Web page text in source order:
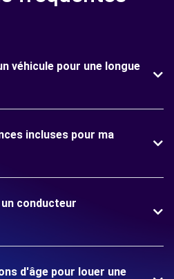
véhicule pour une longue
incluses pour ma
conducteur
d'âge pour louer une